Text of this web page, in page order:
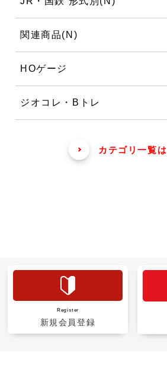
関連商品(N)
HOゲージ
ジオコレ・Bトレ
カテゴリ一覧
Register
新規会員登録